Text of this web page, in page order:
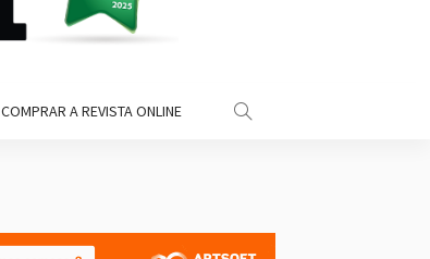
COMPRAR A REVISTA ONLINE